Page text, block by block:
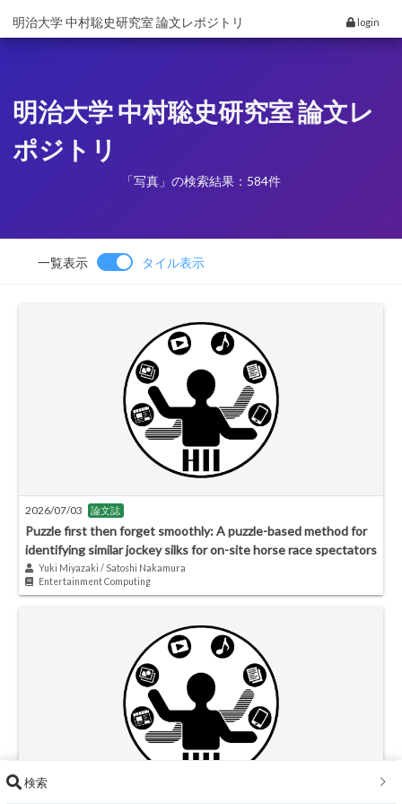
明治大学 中村聡史研究室 論文レポジトリ login
明治大学 中村聡史研究室 論文レ
ポジトリ
「写真」の検索結果：584件
一覧表示 タイル表示
2026/07/03 論文誌
Puzzle first then forget smoothly: A puzzle-based method for
identifying similar jockey silks for on-site horse race spectators
Yuki Miyazaki / Satoshi Nakamura
Entertainment Computing
検索